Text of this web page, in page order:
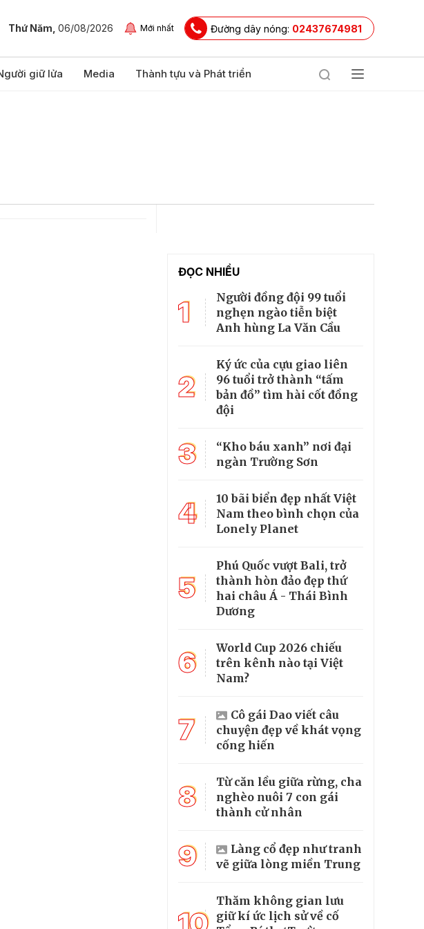
Thứ Năm, 06/08/2026 Mới nhất Đường dây nóng: 02437674981
giữ lửa Media Thành tựu và Phát triển
ĐỌC NHIỀU
1
Người đồng đội 99 tuổi
nghẹn ngào tiễn biệt
Anh hùng La Văn Cầu
2
Ký ức của cựu giao liên
96 tuổi trở thành “tấm
bản đồ” tìm hài cốt đồng
đội
3
“Kho báu xanh” nơi đại
ngàn Trường Sơn
4
10 bãi biển đẹp nhất Việt
Nam theo bình chọn của
Lonely Planet
5
Phú Quốc vượt Bali, trở
thành hòn đảo đẹp thứ
hai châu Á - Thái Bình
Dương
6
World Cup 2026 chiếu
trên kênh nào tại Việt
Nam?
7
Cô gái Dao viết câu
chuyện đẹp về khát vọng
cống hiến
8
Từ căn lều giữa rừng, cha
nghèo nuôi 7 con gái
thành cử nhân
9
Làng cổ đẹp như tranh
vẽ giữa lòng miền Trung
Thăm không gian lưu
giữ kí ức lịch sử về cố